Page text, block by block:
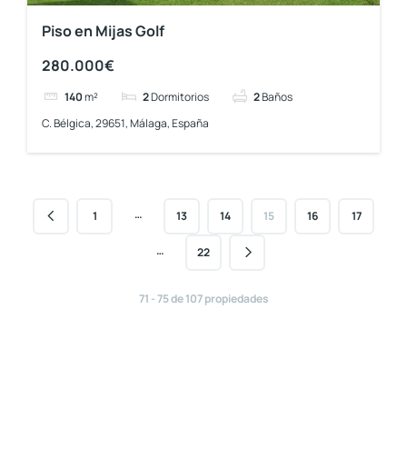
Piso en Mijas Golf
280.000€
140m² 2Dormitorios 2Baños
C. Bélgica, 29651, Málaga, España
1 … 13 14 15 16 17
… 22
71 - 75 de 107 propiedades